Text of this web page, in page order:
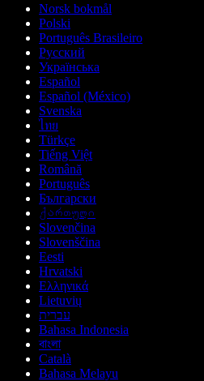
Norsk bokmål
Polski
Português Brasileiro
Русский
Українська
Español
Español (México)
Svenska
ไทย
Türkçe
Tiếng Việt
Română
Português
Български
ქართული
Slovenčina
Slovenščina
Eesti
Hrvatski
Ελληνικά
Lietuvių
עברית
Bahasa Indonesia
বাংলা
Català
Bahasa Melayu